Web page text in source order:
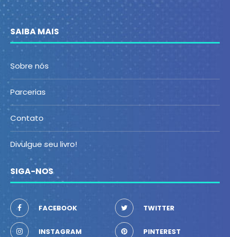
SAIBA MAIS
Sobre nós
Parcerias
Contato
Divulgue seu livro!
SIGA-NOS
FACEBOOK TWITTER
INSTAGRAM PINTEREST